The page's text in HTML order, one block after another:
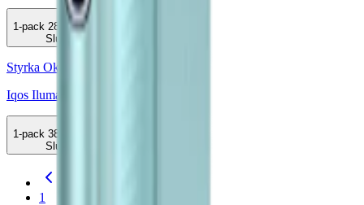
1-pack 289 kr
Slut
Styrka Okänd · Övrigt
Iqos Iluma Breeze blue
1-pack 389 kr
Slut
1